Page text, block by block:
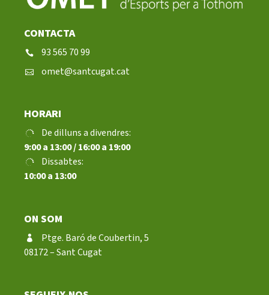
CONTACTA
93 565 70 99
omet@santcugat.cat
HORARI
De dilluns a divendres:
9:00 a 13:00 / 16:00 a 19:00
Dissabtes:
10:00 a 13:00
ON SOM
Ptge. Baró de Coubertin, 5
08172 – Sant Cugat